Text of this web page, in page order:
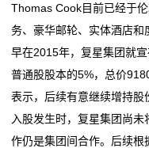
Thomas Cook目前已经于
务、豪华邮轮、实体酒店和
早在2015年，复星集团就
普通股股本的5%，总价
表示，后续有意继续增持股
入股发生时，复星集团尚
作仍是集团间合作。后续